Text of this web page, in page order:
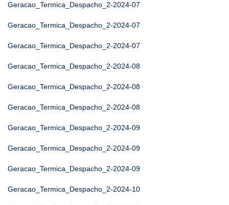
Geracao_Termica_Despacho_2-2024-07
Geracao_Termica_Despacho_2-2024-07
Geracao_Termica_Despacho_2-2024-07
Geracao_Termica_Despacho_2-2024-08
Geracao_Termica_Despacho_2-2024-08
Geracao_Termica_Despacho_2-2024-08
Geracao_Termica_Despacho_2-2024-09
Geracao_Termica_Despacho_2-2024-09
Geracao_Termica_Despacho_2-2024-09
Geracao_Termica_Despacho_2-2024-10